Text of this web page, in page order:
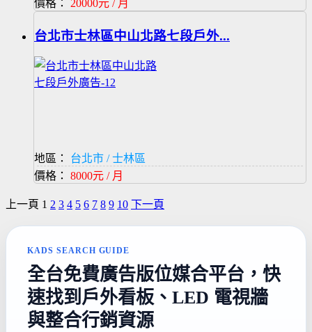
價格： 20000元 / 月
台北市士林區中山北路七段戶外...
地區：
台北市 / 士林區
價格： 8000元 / 月
上一頁 1 2 3 4 5 6 7 8 9 10 下一頁
KADS SEARCH GUIDE
全台免費廣告版位媒合平台，快
速找到戶外看板、LED 電視牆
與整合行銷資源